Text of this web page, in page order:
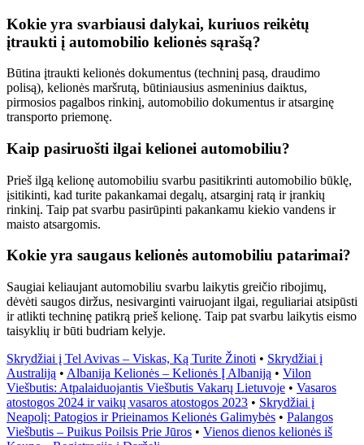
Kokie yra svarbiausi dalykai, kuriuos reikėtų
įtraukti į automobilio kelionės sąrašą?
Būtina įtraukti kelionės dokumentus (techninį pasą, draudimo
polisą), kelionės maršrutą, būtiniausius asmeninius daiktus,
pirmosios pagalbos rinkinį, automobilio dokumentus ir atsarginę
transporto priemonę.
Kaip pasiruošti ilgai kelionei automobiliu?
Prieš ilgą kelionę automobiliu svarbu pasitikrinti automobilio būklę,
įsitikinti, kad turite pakankamai degalų, atsarginį ratą ir įrankių
rinkinį. Taip pat svarbu pasirūpinti pakankamu kiekio vandens ir
maisto atsargomis.
Kokie yra saugaus kelionės automobiliu patarimai?
Saugiai keliaujant automobiliu svarbu laikytis greičio ribojimų,
dėvėti saugos diržus, nesivarginti vairuojant ilgai, reguliariai atsipūsti
ir atlikti techninę patikrą prieš kelionę. Taip pat svarbu laikytis eismo
taisyklių ir būti budriam kelyje.
Skrydžiai į Tel Avivas – Viskas, Ką Turite Žinoti • Skrydžiai į
Australiją • Albanija Kelionės – Kelionės Į Albaniją • Vilon
Viešbutis: Atpalaiduojantis Viešbutis Vakarų Lietuvoje • Vasaros
atostogos 2024 ir vaikų vasaros atostogos 2023 • Skrydžiai į
Neapolį: Patogios ir Prieinamos Kelionės Galimybės • Palangos
Viešbutis – Puikus Poilsis Prie Jūros • Vienos dienos kelionės iš